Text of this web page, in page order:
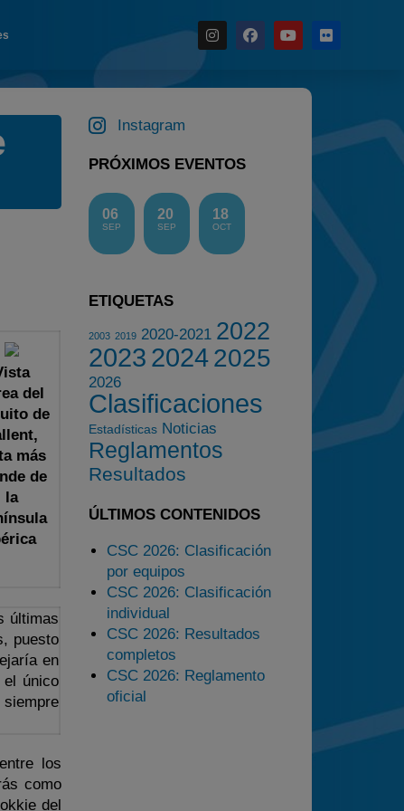
Temporada 2026
Temporada 2026
Temporadas anteriores
2024
del
de
más
de
la
últimas
puesto
en
el único
los
como
del
Instagram
PRÓXIMOS EVENTOS
06
SEP
20
SEP
18
OCT
ETIQUETAS
2003 2019 2020-2021 2022
2023 20242025
2026
Clasificaciones
Estadísticas Noticias
Reglamentos
Resultados
ÚLTIMOS CONTENIDOS
CSC 2026: Clasificación
por equipos
CSC 2026: Clasificación
individual
CSC 2026: Resultados
completos
CSC 2026: Reglamento
oficial